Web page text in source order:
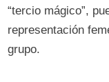
“tercio mágico”,
representación
grupo.